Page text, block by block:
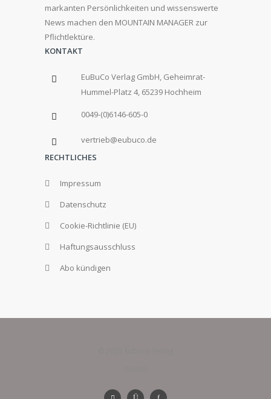
markanten Persönlichkeiten und wissenswerte
News machen den MOUNTAIN MANAGER zur
Pflichtlektüre.
KONTAKT
EuBuCo Verlag GmbH, Geheimrat-
Hummel-Platz 4, 65239 Hochheim
0049-(0)6146-605-0
vertrieb@eubuco.de
RECHTLICHES
Impressum
Datenschutz
Cookie-Richtlinie (EU)
Haftungsausschluss
Abo kündigen